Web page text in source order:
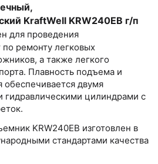
KraftWell KRW240EB г/п
для проведения
ремонту легковых
а также легкого
Плавность подъема и
обеспечивается двумя
гидравлическими цилиндрами с
KRW240EB изготовлен в
стандартами качества